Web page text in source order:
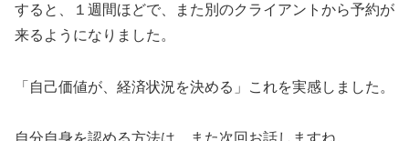
すると、１週間ほどで、また別のクライアントから予約が
来るようになりました。
「自己価値が、経済状況を決める」これを実感しました。